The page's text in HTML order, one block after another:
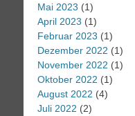
Mai 2023 (1)
April 2023 (1)
Februar 2023 (1)
Dezember 2022 (1)
November 2022 (1)
Oktober 2022 (1)
August 2022 (4)
Juli 2022 (2)